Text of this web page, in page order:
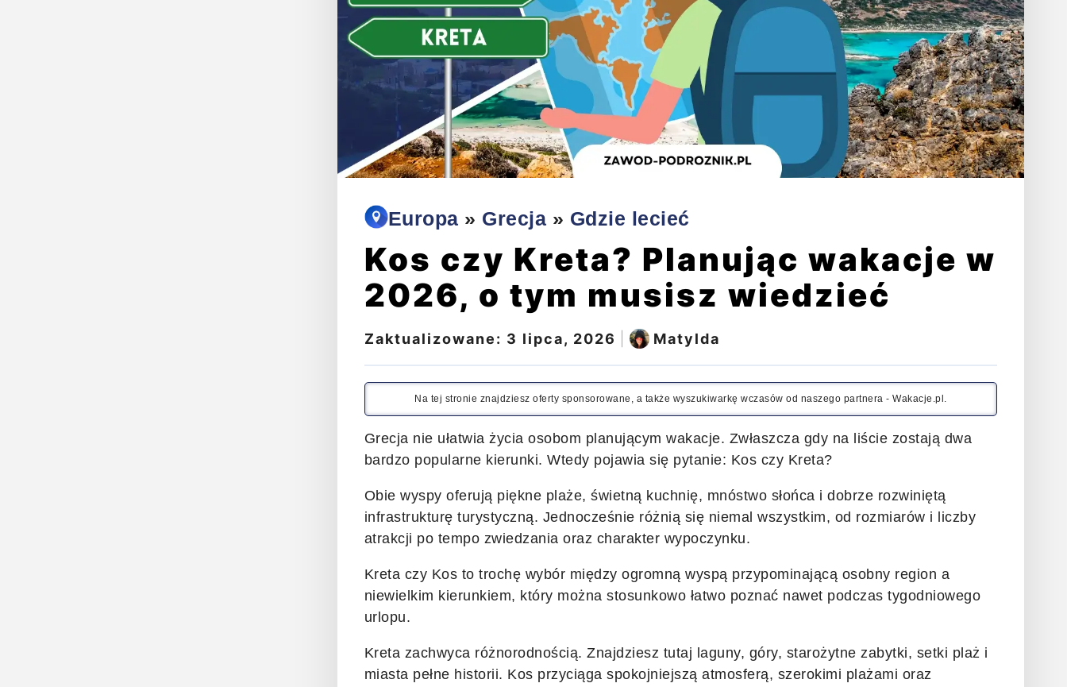
Europa » Grecja » Gdzie lecieć
Kos czy Kreta? Planując wakacje w
2026, o tym musisz wiedzieć
Zaktualizowane: 3 lipca, 2026 Matylda
Na tej stronie znajdziesz oferty sponsorowane, a także wyszukiwarkę wczasów od naszego partnera - Wakacje.pl.
Grecja nie ułatwia życia osobom planującym wakacje. Zwłaszcza gdy na liście zostają dwa
bardzo popularne kierunki. Wtedy pojawia się pytanie: Kos czy Kreta?
Obie wyspy oferują piękne plaże, świetną kuchnię, mnóstwo słońca i dobrze rozwiniętą
infrastrukturę turystyczną. Jednocześnie różnią się niemal wszystkim, od rozmiarów i liczby
atrakcji po tempo zwiedzania oraz charakter wypoczynku.
Kreta czy Kos to trochę wybór między ogromną wyspą przypominającą osobny region a
niewielkim kierunkiem, który można stosunkowo łatwo poznać nawet podczas tygodniowego
urlopu.
Kreta zachwyca różnorodnością. Znajdziesz tutaj laguny, góry, starożytne zabytki, setki plaż i
miasta pełne historii. Kos przyciąga spokojniejszą atmosferą, szerokimi plażami oraz